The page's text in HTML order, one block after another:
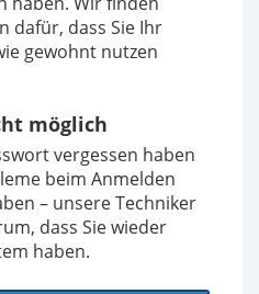
dafür, dass Sie Ihr
gewohnt nutzen
möglich
vergessen haben
beim Anmelden
– unsere Techniker
dass Sie wieder
haben.